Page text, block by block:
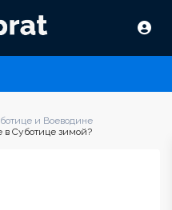
и Воеводине
в Суботице зимой?